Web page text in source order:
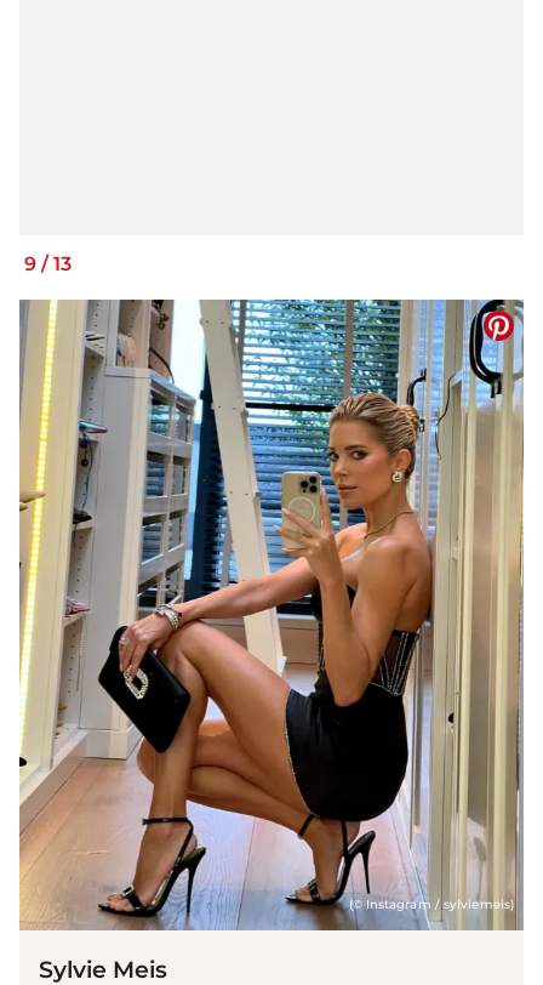
9 /13
(© Instagram / sylviemeis)
Sylvie Meis